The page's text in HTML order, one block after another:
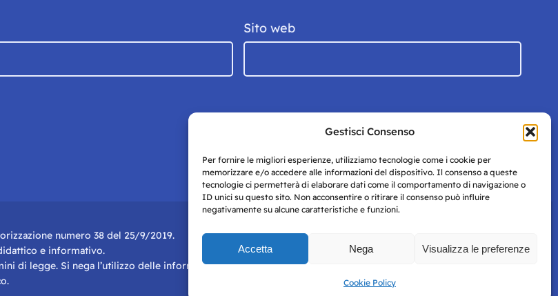
Gestisci Consenso
Per fornire le migliori esperienze, utilizziamo tecnologie come i cookie per
memorizzare e/o accedere alle informazioni del dispositivo. Il consenso a queste
tecnologie ci permetterà di elaborare dati come il comportamento di navigazione o
ID unici su questo sito. Non acconsentire o ritirare il consenso può influire
negativamente su alcune caratteristiche e funzioni.
Accetta Nega Visualizza le preferenze
Cookie Policy
Sito web
numero 38 del 25/9/2019.
e informativo.
di legge. Si nega l’utilizzo delle informazioni in questo Policy